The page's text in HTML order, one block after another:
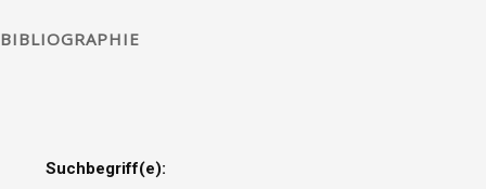
BIBLIOGRAPHIE
Suchbegriff(e):